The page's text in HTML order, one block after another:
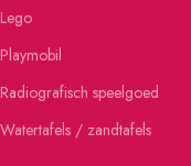
Lego
Playmobil
Radiografisch speelgoed
Watertafels / zandtafels